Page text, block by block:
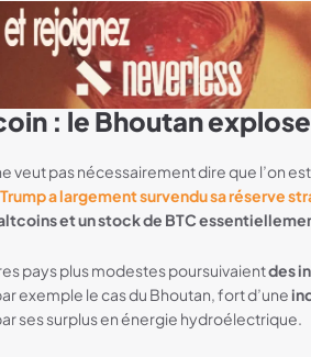
: le Bhoutan
veut pas nécessairement dire que l’on
a largement survendu sa réserve
et un stock de BTC
pays plus modestes poursuivaientdes
exemple le cas du Bhoutan, fort d’une
ses surplus en énergie hydroélectrique.